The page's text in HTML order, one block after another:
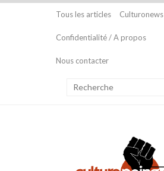
Tous les articles Culturonews
Confidentialité / A propos
Nous contacter